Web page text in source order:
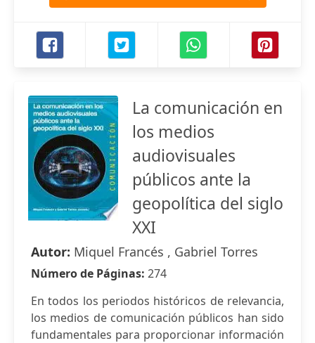
La comunicación en
los medios
audiovisuales
públicos ante la
geopolítica del siglo
XXI
Autor: Miquel Francés , Gabriel Torres
Número de Páginas: 274
En todos los periodos históricos de relevancia,
los medios de comunicación públicos han sido
fundamentales para proporcionar información